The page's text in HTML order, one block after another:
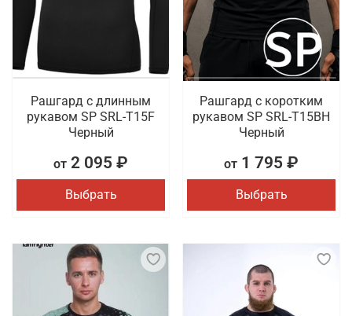
Рашгард с длинным
рукавом SP SRL-T15F
Черный
от 2 095 ₽
Выбрать
Рашгард с коротким
рукавом SP SRL-T15BH
Черный
от 1 795 ₽
Выбрать